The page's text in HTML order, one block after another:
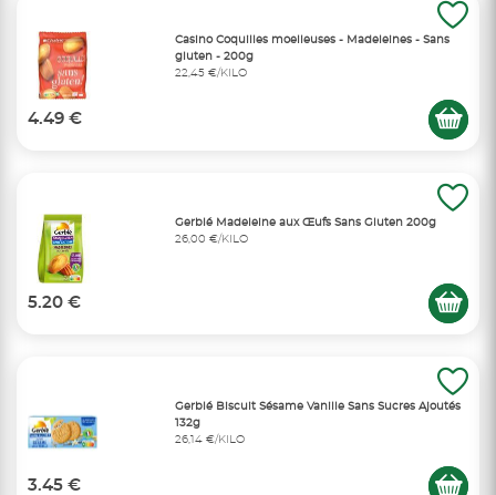
Casino Coquilles moelleuses - Madeleines - Sans
gluten - 200g
22,45 €/KILO
4.49 €
Gerblé Madeleine aux Œufs Sans Gluten 200g
26,00 €/KILO
5.20 €
Gerblé Biscuit Sésame Vanille Sans Sucres Ajoutés
132g
26,14 €/KILO
3.45 €